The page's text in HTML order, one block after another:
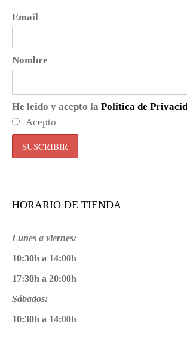
Email
Nombre
He leido y acepto la Politica de
Acepto
HORARIO DE TIENDA
Lunes a viernes:
10:30h a 14:00h
17:30h a 20:00h
Sábados:
10:30h a 14:00h